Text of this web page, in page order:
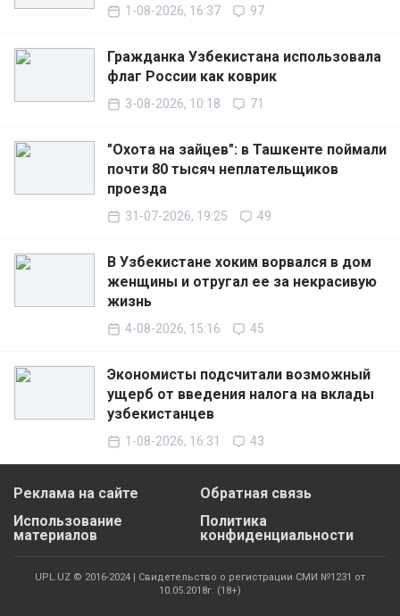
1-08-2026, 16:37 97
Гражданка Узбекистана использовала
флаг России как коврик
3-08-2026, 10:18 71
"Охота на зайцев": в Ташкенте поймали
почти 80 тысяч неплательщиков
проезда
31-07-2026, 19:25 49
В Узбекистане хоким ворвался в дом
женщины и отругал ее за некрасивую
жизнь
4-08-2026, 15:16 45
Экономисты подсчитали возможный
ущерб от введения налога на вклады
узбекистанцев
1-08-2026, 16:31 43
Реклама на сайте
Обратная связь
Использование
материалов
Политика
конфиденциальности
UPL.UZ © 2016-2024 | Свидетельство о регистрации СМИ №1231 от
10.05.2018г. (18+)